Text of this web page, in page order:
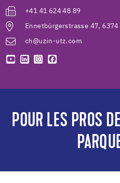
+41 41 624 48 89
Ennetbürgerstrasse 47, 6374
ch@uzin-utz.com
POUR LES PROS